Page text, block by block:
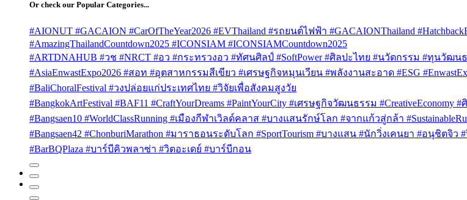
Or check our Popular Categories...
#AIONUT #GACAION #CarOfTheYear2026 #EVThailand #รถยนต์ไฟฟ้า #GACAIONThailand
#AmazingThailandCountdown2025 #ICONSIAM #ICONSIAMCountdown2025
#ARTDNAHUB #วช #NRCT #อว #กระทรวงอว #ทัศนศิลป์ #SoftPower #ศิลปะไทย #นวัตกรรม #ทุนวัฒนธ
#AsiaEnwastExpo2026 #สอท #อุตสาหกรรมสีเขียว #เศรษฐกิจหมุนเวียน #พลังงานสะอาด #ESG
#BaliChoralFestival #วงปล่อยแก่ประเทศไทย #วิจัยเพื่อสังคมสูงวัย
#BangkokArtFestival #BAF11 #CraftYourDreams #PaintYourCity #เศรษฐกิจวัฒนธรรม
#Bangsaen10 #WorldClassRunning #เมืองกีฬาเวิลด์คลาส #บางแสนรักษ์โลก #จากแก้วสู่กล้า
#Bangsaen42 #ChonburiMarathon #มาราธอนระดับโลก #SportTourism #บางแสน #นักวิ่งเคนยา #อนุชิต
#BarBQPlaza #บาร์บีคิวพลาซ่า #วิตอะเดย์ #บาร์บีกอน